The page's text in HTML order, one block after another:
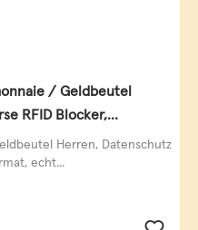
/ Geldbeutel
RFID Blocker,
Herren, Datenschutz
echt...